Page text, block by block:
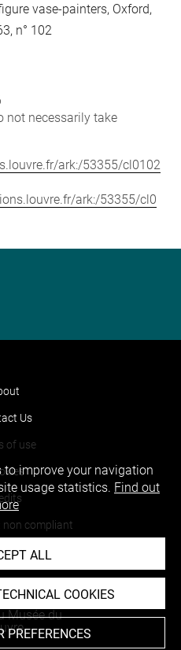
vase-painters, Oxford,
n° 102
not necessarily take
ark:/53355/cl0102
ark:/53355/cl0
Us
of use
non compliant
improve your navigation
usage statistics. Find out
ALL
COOKIES
PREFERENCES